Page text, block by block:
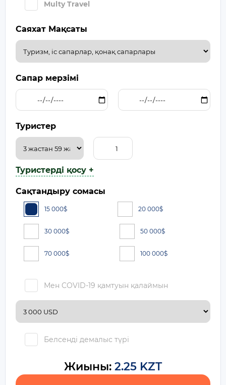
Multy Travel
Саяхат Мақсаты
Сапар мерзімі
Туристер
Туристерді қосу +
Сақтандыру сомасы
15 000$ 20 000$
30 000$ 50 000$
70 000$ 100 000$
Мен COVID-19 қамтуын қалаймын
Белсенді демалыс түрі
Жиыны: 2.25 KZT